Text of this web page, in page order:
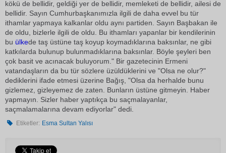
kökü de bellidir, geldiği yer de bellidir, memleketi de bellidir, ailesi de
bellidir. Sayın Cumhurbaşkanımızla ilgili de daha evvel bu tür
ithamlar yapmaya kalkanlar oldu aynı partiden. Sayın Başbakan ile
de oldu, bizlerle ilgili de oldu. Bu ithamları yapanlar bir kendilerinin
bu ülkede taş üstüne taş koyup koymadıklarına baksınlar, ne gibi
katkılarda bulunup bulunmadıklarına baksınlar. Böyle şeyleri ben
çok basit ve acınacak buluyorum." Bir gazetecinin Ermeni
vatandaşların da bu tür sözlere üzüldüklerini ve "Olsa ne olur?"
dediklerini ifade etmesi üzerine Bağış, "Olsa da herhalde bunu
gizlemez, gizleyemez de zaten. Bunların üstüne gitmeyin. Haber
yapmayın. Sizler haber yaptıkça bu saçmalayanlar,
saçmalamalarına devam ediyorlar" dedi.
Etiketler: Esma Sultan Yalısı